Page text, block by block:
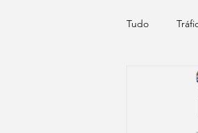
Tudo
Blogs